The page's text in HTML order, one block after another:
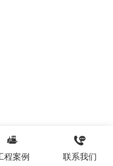

程案例

联系我们